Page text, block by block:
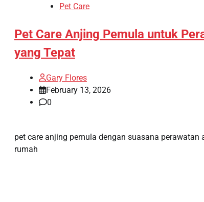
Pet Care
Pet Care Anjing Pemula untuk
yang Tepat
Gary Flores
February 13, 2026
0
pet care anjing pemula dengan suasana perawatan
rumah